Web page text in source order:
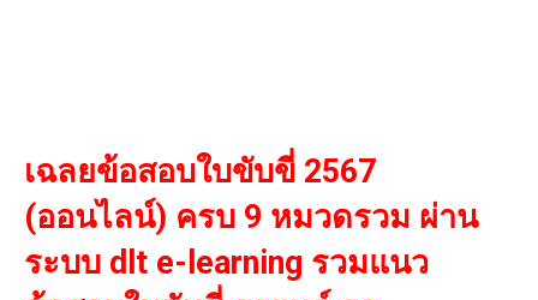
เฉลยข้อสอบใบขับขี่ 2567
(ออนไลน์) ครบ 9 หมวดรวม ผ่าน
ระบบ dlt e-learning รวมแนว